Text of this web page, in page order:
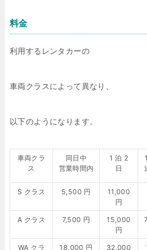
料金
利用するレンタカーの
車両クラスによって異なり、
以下のようになります。
車両クラ
ス
同日中
営業時間内
1 泊 2
日
S クラス 5,500 円
11,000
円
A クラス 7,500 円
15,000
円
WA クラ 18,000 円 32,000